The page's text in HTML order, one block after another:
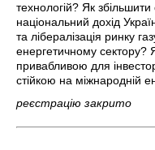
технологій? Як
національний дохід
та лібералізація ринку
енергетичному сектору?
привабливою для
стійкою на міжнародній
реєстрацію закрито